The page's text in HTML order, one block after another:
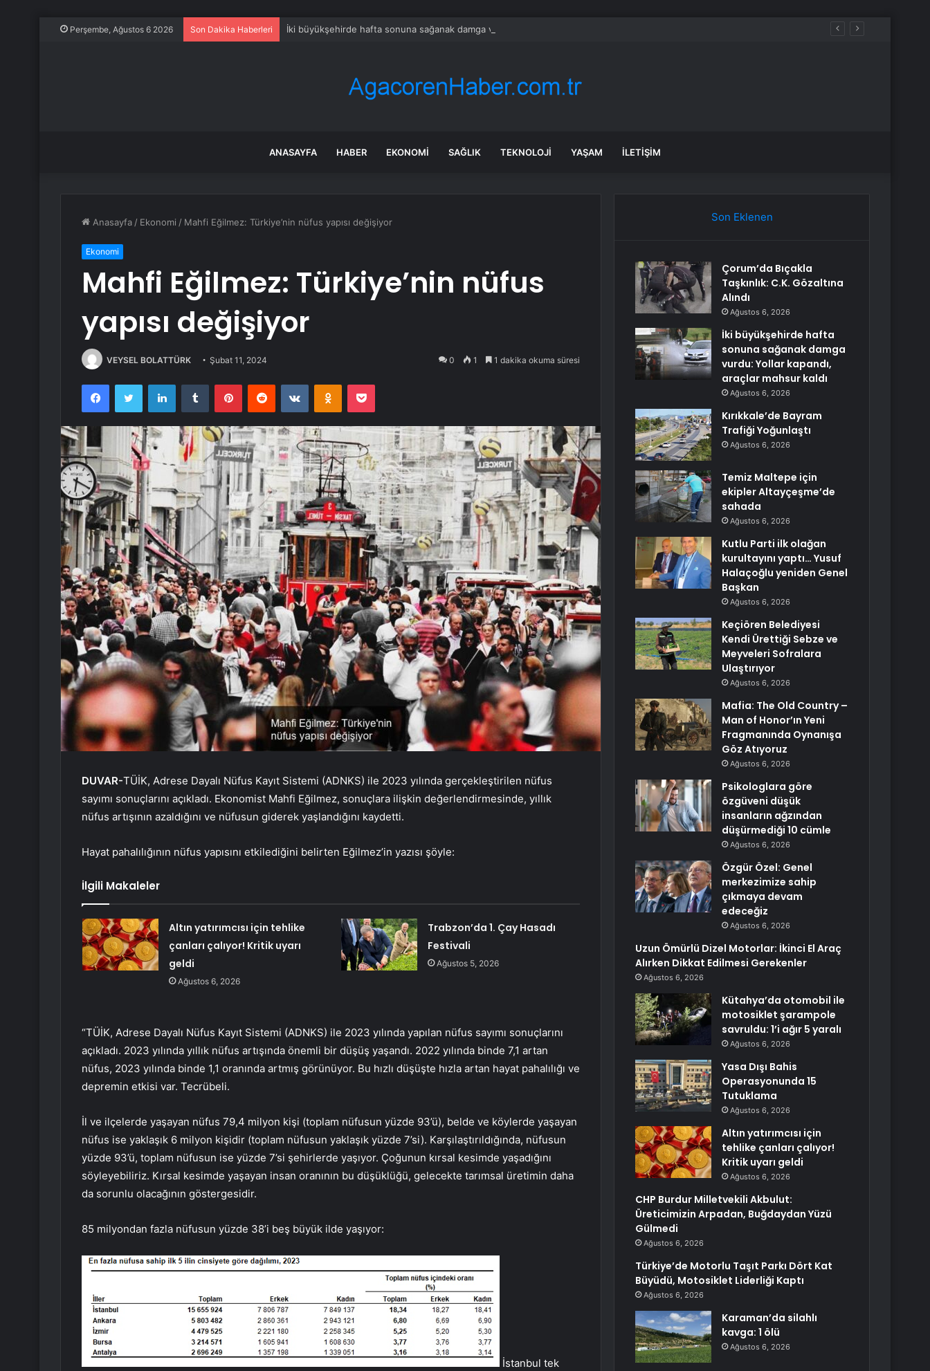
Perşembe, Ağustos 6 2026 Son Dakika Haberleri İki büyükşehirde hafta sonuna sağanak damga vurdu: Yollar kapandı, araçlar mahsur kaldı
ANASAYFA HABER EKONOMI SAĞLIK TEKNOLOJI YAŞAM İLETIŞIM
Anasayfa / Ekonomi / Mahfi Eğilmez: Türkiye’nin nüfus yapısı değişiyor
Ekonomi
Mahfi Eğilmez: Türkiye’nin nüfus
yapısı değişiyor
VEYSEL BOLATTÜRK Şubat 11, 2024 0 1 1 dakika okuma süresi
FacebookTwitter LinkedInTumblr PinterestReddit VKontakteOdnoklassniki
Pocket
DUVAR-TÜİK, Adrese Dayalı Nüfus Kayıt Sistemi (ADNKS) ile 2023 yılında gerçekleştirilen nüfus
sayımı sonuçlarını açıkladı. Ekonomist Mahfi Eğilmez, sonuçlara ilişkin değerlendirmesinde, yıllık
nüfus artışının azaldığını ve nüfusun giderek yaşlandığını kaydetti.
Hayat pahalılığının nüfus yapısını etkilediğini belirten Eğilmez’in yazısı şöyle:
İlgili Makaleler
Altın yatırımcısı için tehlike
çanları çalıyor! Kritik uyarı
geldi
Ağustos 6, 2026
Trabzon’da 1. Çay Hasadı
Festivali
Ağustos 5, 2026
“TÜİK, Adrese Dayalı Nüfus Kayıt Sistemi (ADNKS) ile 2023 yılında yapılan nüfus sayımı sonuçlarını
açıkladı. 2023 yılında yıllık nüfus artışında önemli bir düşüş yaşandı. 2022 yılında binde 7,1 artan
nüfus, 2023 yılında binde 1,1 oranında artmış görünüyor. Bu hızlı düşüşte hızla artan hayat pahalılığı ve
depremin etkisi var. Tecrübeli.
İl ve ilçelerde yaşayan nüfus 79,4 milyon kişi (toplam nüfusun yüzde 93’ü), belde ve köylerde yaşayan
nüfus ise yaklaşık 6 milyon kişidir (toplam nüfusun yaklaşık yüzde 7’si). Karşılaştırıldığında, nüfusun
yüzde 93’ü, toplam nüfusun ise yüzde 7’si şehirlerde yaşıyor. Çoğunun kırsal kesimde yaşadığını
söyleyebiliriz. Kırsal kesimde yaşayan insan oranının bu düşüklüğü, gelecekte tarımsal üretimin daha
da sorunlu olacağının göstergesidir.
85 milyondan fazla nüfusun yüzde 38’i beş büyük ilde yaşıyor:
İstanbul tek
Son Eklenen
Çorum’da Bıçakla
Taşkınlık: C.K. Gözaltına
Alındı
Ağustos 6, 2026
İki büyükşehirde hafta
sonuna sağanak damga
vurdu: Yollar kapandı,
araçlar mahsur kaldı
Ağustos 6, 2026
Kırıkkale’de Bayram
Trafiği Yoğunlaştı
Ağustos 6, 2026
Temiz Maltepe için
ekipler Altayçeşme’de
sahada
Ağustos 6, 2026
Kutlu Parti ilk olağan
kurultayını yaptı… Yusuf
Halaçoğlu yeniden Genel
Başkan
Ağustos 6, 2026
Keçiören Belediyesi
Kendi Ürettiği Sebze ve
Meyveleri Sofralara
Ulaştırıyor
Ağustos 6, 2026
Mafia: The Old Country –
Man of Honor’ın Yeni
Fragmanında Oynanışa
Göz Atıyoruz
Ağustos 6, 2026
Psikologlara göre
özgüveni düşük
insanların ağzından
düşürmediği 10 cümle
Ağustos 6, 2026
Özgür Özel: Genel
merkezimize sahip
çıkmaya devam
edeceğiz
Ağustos 6, 2026
Uzun Ömürlü Dizel Motorlar: İkinci El Araç
Alırken Dikkat Edilmesi Gerekenler
Ağustos 6, 2026
Kütahya’da otomobil ile
motosiklet şarampole
savruldu: 1’i ağır 5 yaralı
Ağustos 6, 2026
Yasa Dışı Bahis
Operasyonunda 15
Tutuklama
Ağustos 6, 2026
Altın yatırımcısı için
tehlike çanları çalıyor!
Kritik uyarı geldi
Ağustos 6, 2026
CHP Burdur Milletvekili Akbulut:
Üreticimizin Arpadan, Buğdaydan Yüzü
Gülmedi
Ağustos 6, 2026
Türkiye’de Motorlu Taşıt Parkı Dört Kat
Büyüdü, Motosiklet Liderliği Kaptı
Ağustos 6, 2026
Karaman’da silahlı
kavga: 1 ölü
Ağustos 6, 2026